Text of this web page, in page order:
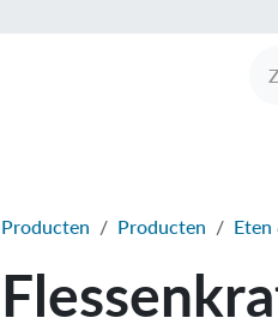
Producten Producten Eten